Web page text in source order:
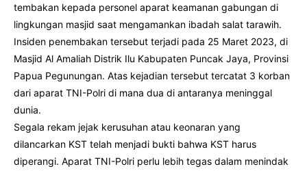
tembakan kepada personel aparat keamanan gabungan di
lingkungan masjid saat mengamankan ibadah salat tarawih.
Insiden penembakan tersebut terjadi pada 25 Maret 2023, di
Masjid Al Amaliah Distrik Ilu Kabupaten Puncak Jaya, Provinsi
Papua Pegunungan. Atas kejadian tersebut tercatat 3 korban
dari aparat TNI-Polri di mana dua di antaranya meninggal
dunia.
Segala rekam jejak kerusuhan atau keonaran yang
dilancarkan KST telah menjadi bukti bahwa KST harus
diperangi. Aparat TNI-Polri perlu lebih tegas dalam menindak